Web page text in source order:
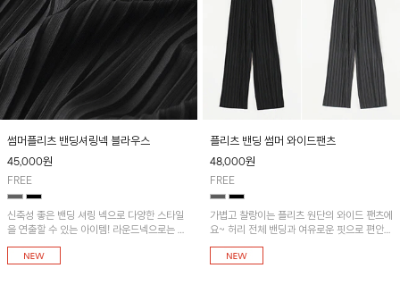
썸머플리츠 밴딩셔링넥 블라우스
45,000원
FREE
신축성 좋은 밴딩 셔링 넥으로 다양한 스타일
을 연출할 수 있는 아이템! 라운드넥으로는 편
안한 데일리룩을, 오프숄더로는 여성스럽고 세
련된 무드를 연출할 수 있습니다. 플리츠 밴딩
플리츠 밴딩 썸머 와이드팬츠
48,000원
FREE
가볍고 찰랑이는 플리츠 원단의 와이드 팬츠에
요~ 허리 전체 밴딩과 여유로운 핏으로 편안한
착용감이에요! 썸머플리츠 밴딩셔링넥 블라우
스와 함께 코디하시는 걸 추천드려요~